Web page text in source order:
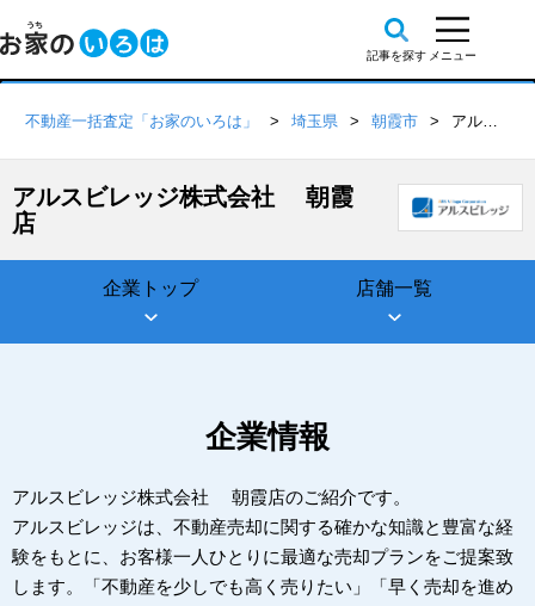
不動産一括査定「お家のいろは」 埼玉県 朝霞市 アルスビレッジ株式会社 朝霞店
アルスビレッジ株式会社 朝霞
店
企業トップ 店舗一覧
企業情報
アルスビレッジ株式会社 朝霞店のご紹介です。
アルスビレッジは、不動産売却に関する確かな知識と豊富な経
験をもとに、お客様一人ひとりに最適な売却プランをご提案致
します。「不動産を少しでも高く売りたい」「早く売却を進め